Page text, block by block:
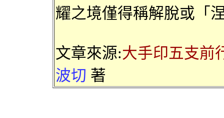
耀之境僅得稱解脫或「
文章來源:大手印五支前
波切 著